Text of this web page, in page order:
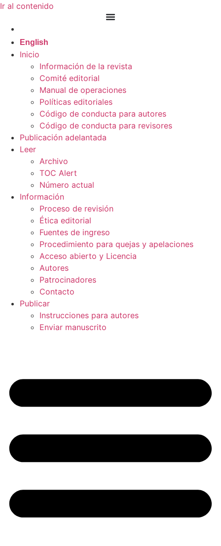
Ir al contenido
English
Inicio
Información de la revista
Comité editorial
Manual de operaciones
Políticas editoriales
Código de conducta para autores
Código de conducta para revisores
Publicación adelantada
Leer
Archivo
TOC Alert
Número actual
Información
Proceso de revisión
Ética editorial
Fuentes de ingreso
Procedimiento para quejas y apelaciones
Acceso abierto y Licencia
Autores
Patrocinadores
Contacto
Publicar
Instrucciones para autores
Enviar manuscrito